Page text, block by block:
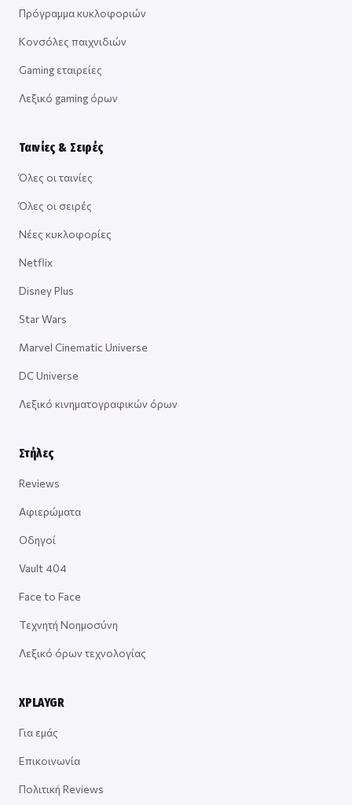
Πρόγραμμα κυκλοφοριών
Κονσόλες παιχνιδιών
Gaming εταιρείες
Λεξικό gaming όρων
Ταινίες & Σειρές
Όλες οι ταινίες
Όλες οι σειρές
Νέες κυκλοφορίες
Netflix
Disney Plus
Star Wars
Marvel Cinematic Universe
DC Universe
Λεξικό κινηματογραφικών όρων
Στήλες
Reviews
Αφιερώματα
Οδηγοί
Vault 404
Face to Face
Τεχνητή Νοημοσύνη
Λεξικό όρων τεχνολογίας
XPLAYGR
Για εμάς
Επικοινωνία
Πολιτική Reviews